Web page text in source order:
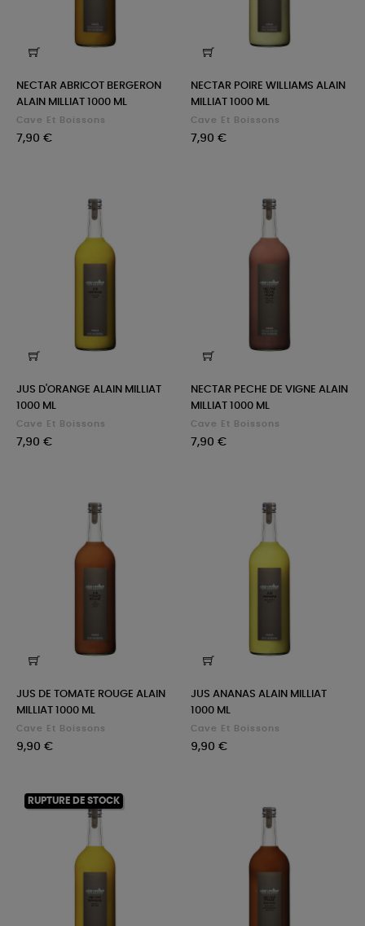
NECTAR ABRICOT BERGERON
ALAIN MILLIAT 1000 ML
Cave Et Boissons
Prix
7,90 €
NECTAR POIRE WILLIAMS ALAIN
MILLIAT 1000 ML
Cave Et Boissons
Prix
7,90 €
JUS D'ORANGE ALAIN MILLIAT
1000 ML
Cave Et Boissons
Prix
7,90 €
NECTAR PECHE DE VIGNE ALAIN
MILLIAT 1000 ML
Cave Et Boissons
Prix
7,90 €
JUS DE TOMATE ROUGE ALAIN
MILLIAT 1000 ML
Cave Et Boissons
Prix
9,90 €
JUS ANANAS ALAIN MILLIAT
1000 ML
Cave Et Boissons
Prix
9,90 €
RUPTURE DE STOCK